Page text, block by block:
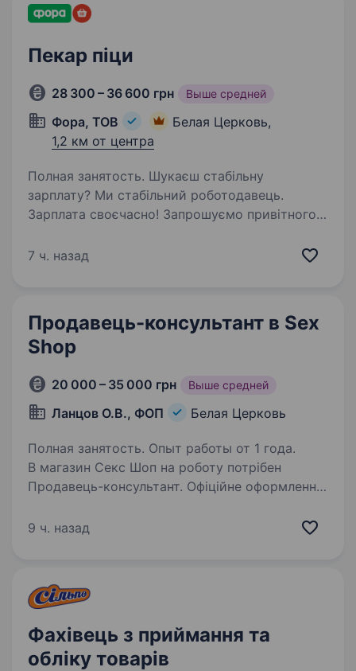
Пекар піци
28 300 – 36 600 грн Выше средней
Фора, ТОВ
Белая Церковь,
1,2 км от центра
Полная занятость. Шукаєш стабільну
зарплату? Ми стабільний роботодавець.
Зарплата своєчасно! Запрошуємо привітного
з нуля, щоб була лише смачна піца! Наша
7 ч. назад
Продавець-консультант в Sex
Shop
20 000 – 35 000 грн Выше средней
Ланцов О.В., ФОП Белая Церковь
Полная занятость. Опыт работы от 1 года.
В магазин Секс Шоп на роботу потрібен
Продавець-консультант. Офіційне оформлення;
+% від особистих продажів; Корпоративну
9 ч. назад
Фахівець з приймання та
обліку товарів